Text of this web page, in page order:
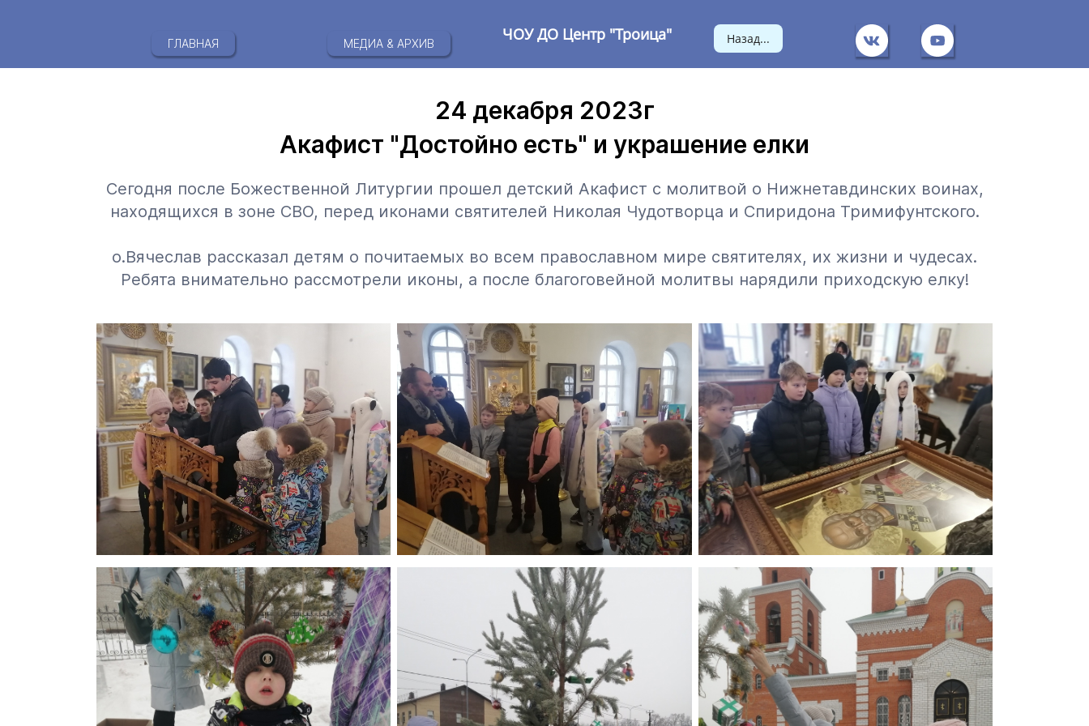
ГЛАВНАЯ МЕДИА & АРХИВ ЧОУ ДО Центр "Троица" Назад...
24 декабря 2023г
Акафист "Достойно есть" и украшение елки
Сегодня после Божественной Литургии прошел детский Акафист с молитвой о Нижнетавдинских воинах,
находящихся в зоне СВО, перед иконами святителей Николая Чудотворца и Спиридона Тримифунтского.
о.Вячеслав рассказал детям о почитаемых во всем православном мире святителях, их жизни и чудесах.
Ребята внимательно рассмотрели иконы, а после благоговейной молитвы нарядили приходскую елку!
Современная уютная
Минималистичная
Современная кухня с